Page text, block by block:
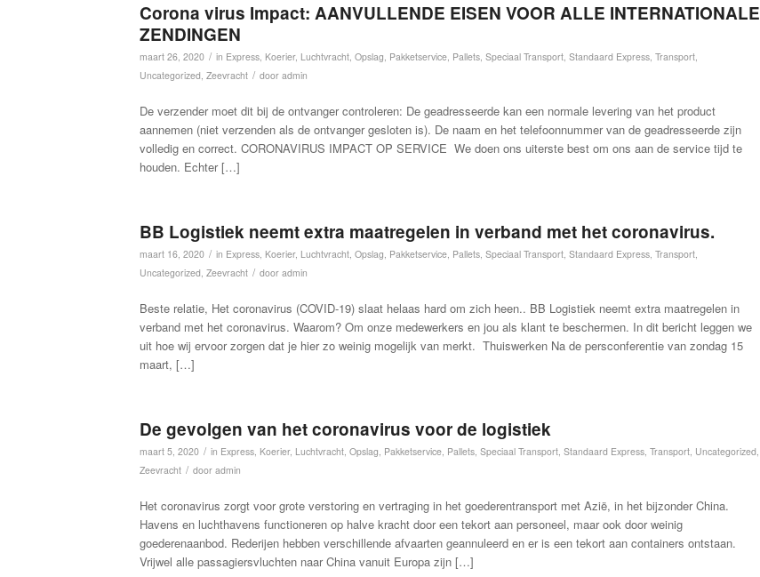
Corona virus Impact: AANVULLENDE EISEN VOOR ALLE INTERNATIONALE
ZENDINGEN
maart 26, 2020 / in Express, Koerier, Luchtvracht, Opslag, Pakketservice, Pallets, Speciaal Transport, Standaard Express, Transport,
Uncategorized, Zeevracht / door admin
De verzender moet dit bij de ontvanger controleren: De geadresseerde kan een normale levering van het product
aannemen (niet verzenden als de ontvanger gesloten is). De naam en het telefoonnummer van de geadresseerde zijn
volledig en correct. CORONAVIRUS IMPACT OP SERVICE We doen ons uiterste best om ons aan de service tijd te
houden. Echter […]
BB Logistiek neemt extra maatregelen in verband met het coronavirus.
maart 16, 2020 / in Express, Koerier, Luchtvracht, Opslag, Pakketservice, Pallets, Speciaal Transport, Standaard Express, Transport,
Uncategorized, Zeevracht / door admin
Beste relatie, Het coronavirus (COVID-19) slaat helaas hard om zich heen.. BB Logistiek neemt extra maatregelen in
verband met het coronavirus. Waarom? Om onze medewerkers en jou als klant te beschermen. In dit bericht leggen we
uit hoe wij ervoor zorgen dat je hier zo weinig mogelijk van merkt. Thuiswerken Na de persconferentie van zondag 15
maart, […]
De gevolgen van het coronavirus voor de logistiek
maart 5, 2020 / in Express, Koerier, Luchtvracht, Opslag, Pakketservice, Pallets, Speciaal Transport, Standaard Express, Transport, Uncategorized,
Zeevracht / door admin
Het coronavirus zorgt voor grote verstoring en vertraging in het goederentransport met Azië, in het bijzonder China.
Havens en luchthavens functioneren op halve kracht door een tekort aan personeel, maar ook door weinig
goederenaanbod. Rederijen hebben verschillende afvaarten geannuleerd en er is een tekort aan containers ontstaan.
Vrijwel alle passagiersvluchten naar China vanuit Europa zijn […]